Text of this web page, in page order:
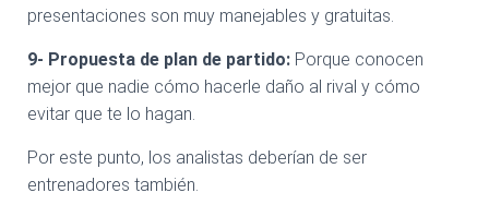
presentaciones son muy manejables y gratuitas.
9- Propuesta de plan de partido: Porque conocen
mejor que nadie cómo hacerle daño al rival y cómo
evitar que te lo hagan.
Por este punto, los analistas deberían de ser
entrenadores también.